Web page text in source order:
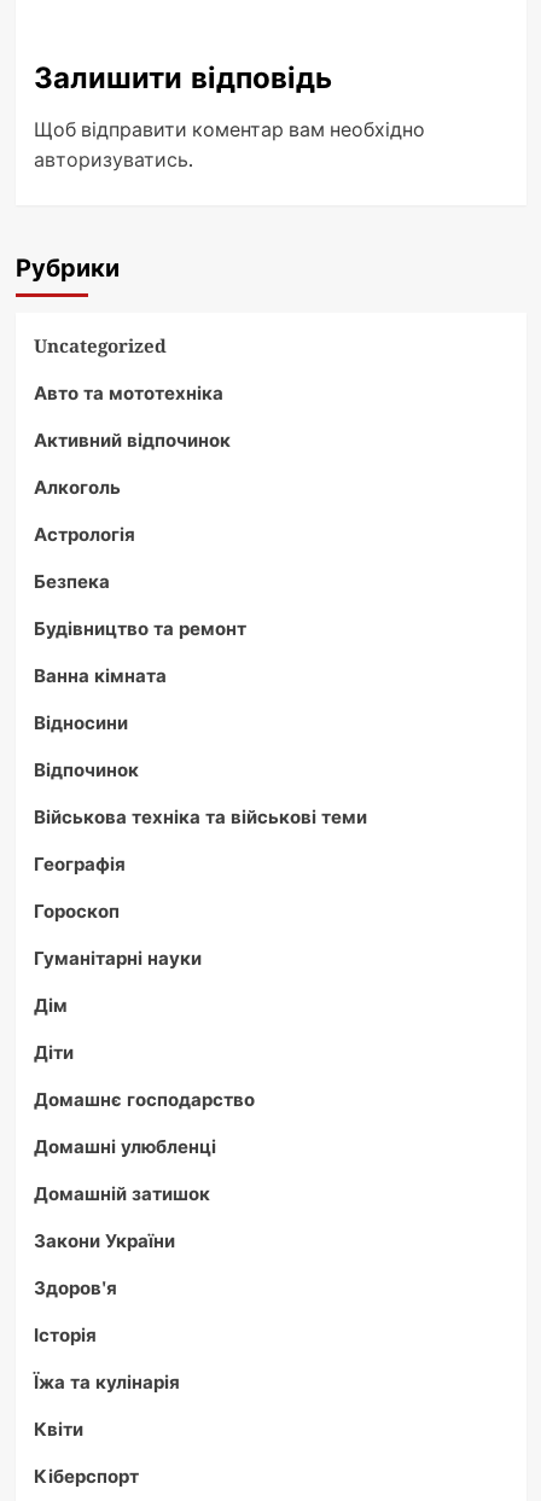
Залишити відповідь
Щоб відправити коментар вам необхідно
авторизуватись.
Рубрики
Uncategorized
Авто та мототехніка
Активний відпочинок
Алкоголь
Астрологія
Безпека
Будівництво та ремонт
Ванна кімната
Відносини
Відпочинок
Військова техніка та військові теми
Географія
Гороскоп
Гуманітарні науки
Дім
Діти
Домашнє господарство
Домашні улюбленці
Домашній затишок
Закони України
Здоров'я
Історія
Їжа та кулінарія
Квіти
Кіберспорт